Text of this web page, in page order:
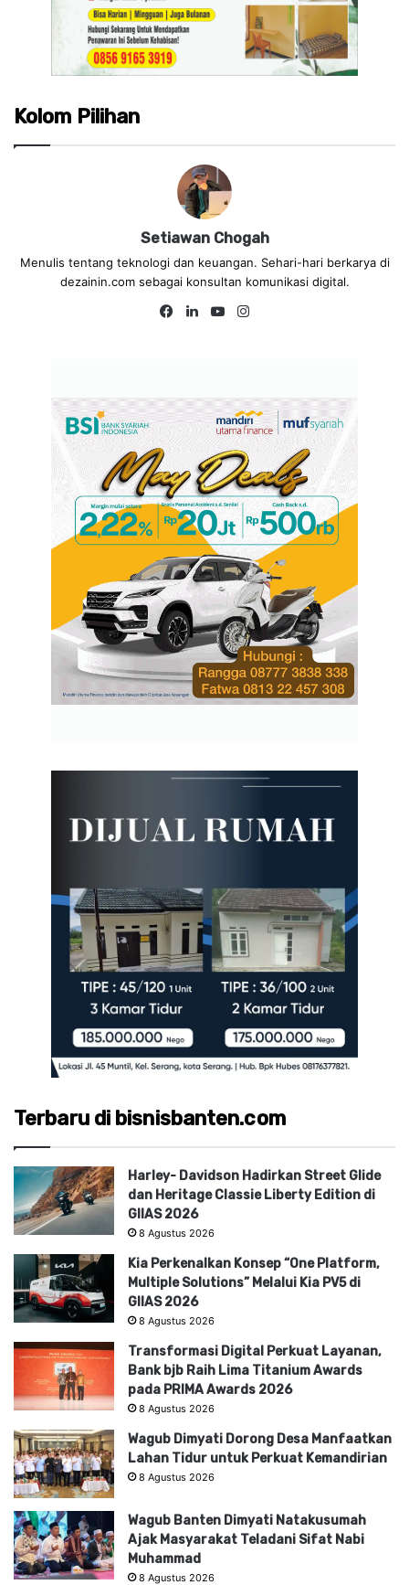
Kolom Pilihan
Setiawan Chogah
Menulis tentang teknologi dan keuangan. Sehari-hari berkarya di
dezainin.com sebagai konsultan komunikasi digital.
Fa
Lin
Yo
Terbaru di bisnisbanten.com
Harley- Davidson Hadirkan Street Glide
dan Heritage Classie Liberty Edition di
GIIAS 2026
8 Agustus 2026
Kia Perkenalkan Konsep “One Platform,
Multiple Solutions” Melalui Kia PV5 di
GIIAS 2026
8 Agustus 2026
Transformasi Digital Perkuat Layanan,
Bank bjb Raih Lima Titanium Awards
pada PRIMA Awards 2026
8 Agustus 2026
Wagub Dimyati Dorong Desa Manfaatkan
Lahan Tidur untuk Perkuat Kemandirian
8 Agustus 2026
Wagub Banten Dimyati Natakusumah
Ajak Masyarakat Teladani Sifat Nabi
Muhammad
8 Agustus 2026